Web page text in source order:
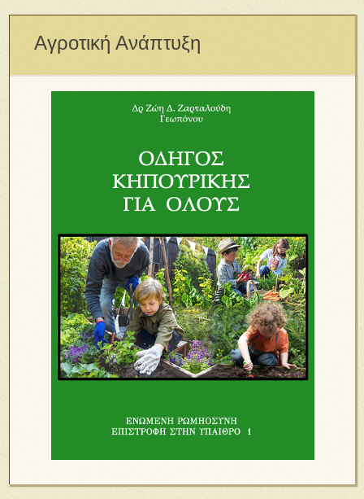
Αγροτική Ανάπτυξη